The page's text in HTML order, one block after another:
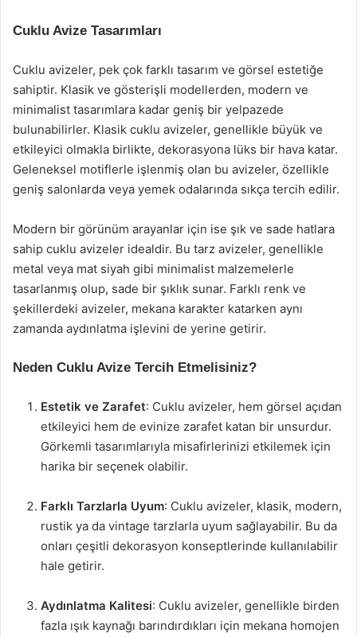
Cuklu Avize Tasarımları
Cuklu avizeler, pek çok farklı tasarım ve görsel estetiğe
sahiptir. Klasik ve gösterişli modellerden, modern ve
minimalist tasarımlara kadar geniş bir yelpazede
bulunabilirler. Klasik cuklu avizeler, genellikle büyük ve
etkileyici olmakla birlikte, dekorasyona lüks bir hava katar.
Geleneksel motiflerle işlenmiş olan bu avizeler, özellikle
geniş salonlarda veya yemek odalarında sıkça tercih edilir.
Modern bir görünüm arayanlar için ise şık ve sade hatlara
sahip cuklu avizeler idealdir. Bu tarz avizeler, genellikle
metal veya mat siyah gibi minimalist malzemelerle
tasarlanmış olup, sade bir şıklık sunar. Farklı renk ve
şekillerdeki avizeler, mekana karakter katarken aynı
zamanda aydınlatma işlevini de yerine getirir.
Neden Cuklu Avize Tercih Etmelisiniz?
Estetik ve Zarafet: Cuklu avizeler, hem görsel açıdan
etkileyici hem de evinize zarafet katan bir unsurdur.
Görkemli tasarımlarıyla misafirlerinizi etkilemek için
harika bir seçenek olabilir.
Farklı Tarzlarla Uyum: Cuklu avizeler, klasik, modern,
rustik ya da vintage tarzlarla uyum sağlayabilir. Bu da
onları çeşitli dekorasyon konseptlerinde kullanılabilir
hale getirir.
Aydınlatma Kalitesi: Cuklu avizeler, genellikle birden
fazla ışık kaynağı barındırdıkları için mekana homojen